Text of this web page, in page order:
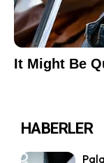
HABERLER